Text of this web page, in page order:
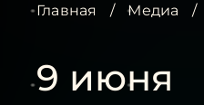
Главная / Медиа /
9 июня